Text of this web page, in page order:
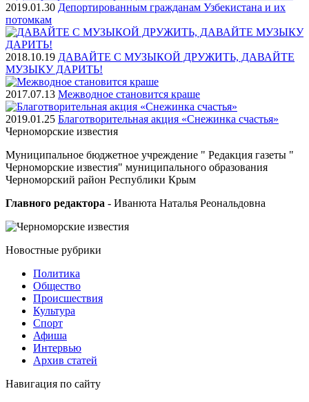
2019.01.30 Депортированным гражданам Узбекистана и их
потомкам
2018.10.19 ДАВАЙТЕ С МУЗЫКОЙ ДРУЖИТЬ, ДАВАЙТЕ
МУЗЫКУ ДАРИТЬ!
2017.07.13 Межводное становится краше
2019.01.25 Благотворительная акция «Снежинка счастья»
Черноморские известия
Муниципальное бюджетное учреждение " Редакция газеты "
Черноморские известия" муниципального образования
Черноморский район Республики Крым
Главного редактора - Иванюта Наталья Реональдовна
Новостные рубрики
Политика
Общество
Проиcшествия
Культура
Спорт
Афиша
Интервью
Архив статей
Навигация по сайту